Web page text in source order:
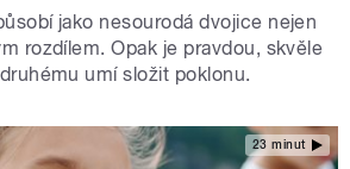
jako nesourodá dvojice nejen
rozdílem. Opak je pravdou, skvěle
umí složit poklonu.
23 minut